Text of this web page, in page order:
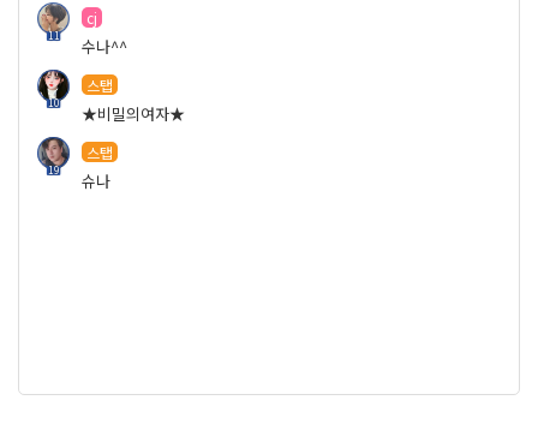
11
cj
수나^^
10
스탭
★비밀의여자★
19
스탭
슈나